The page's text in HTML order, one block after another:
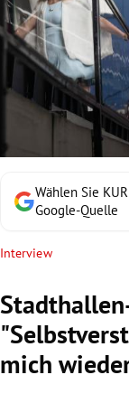
Untermenü
Untermenü
Untermenü
Untermenü
Wählen Sie
Google-Quelle
Interview
mich